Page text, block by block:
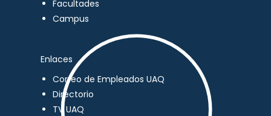
Facultades
Campus
Enlaces
Correo de Empleados UAQ
Directorio
TV UAQ